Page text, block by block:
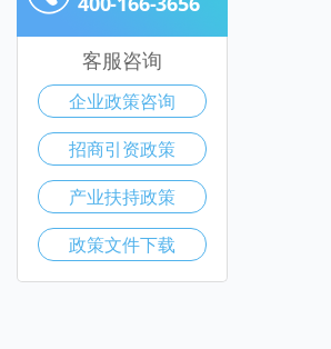
客服咨询
企业政策咨询
招商引资政策
产业扶持政策
政策文件下载